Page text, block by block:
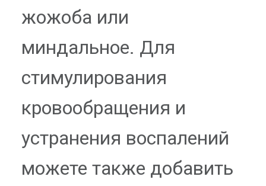
жожоба или
миндальное. Для
стимулирования
кровообращения и
устранения воспалений
можете также добавить